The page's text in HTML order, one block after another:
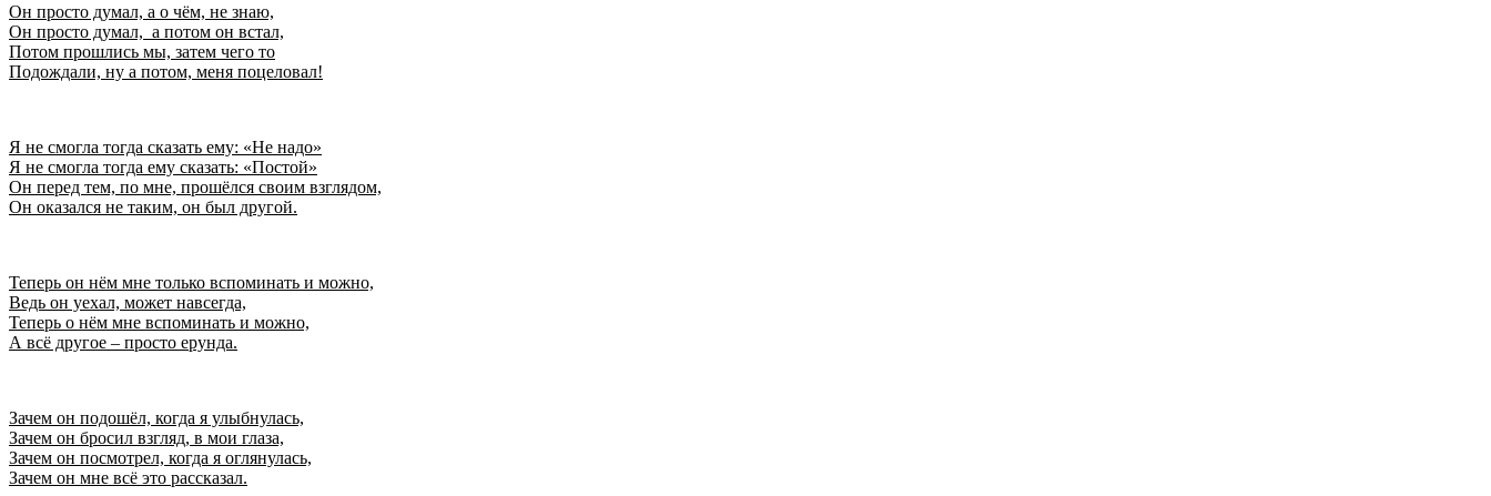
Он просто думал, а о чём, не знаю,
Он просто думал, а потом он встал,
Потом прошлись мы, затем чего то
Подождали, ну а потом, меня поцеловал!
Я не смогла тогда сказать ему: «Не надо»
Я не смогла тогда ему сказать: «Постой»
Он перед тем, по мне, прошёлся своим взглядом,
Он оказался не таким, он был другой.
Теперь он нём мне только вспоминать и можно,
Ведь он уехал, может навсегда,
Теперь о нём мне вспоминать и можно,
А всё другое – просто ерунда.
Зачем он подошёл, когда я улыбнулась,
Зачем он бросил взгляд, в мои глаза,
Зачем он посмотрел, когда я оглянулась,
Зачем он мне всё это рассказал.